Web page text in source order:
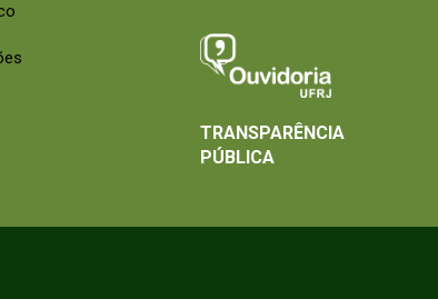
TRANSPARÊNCIA
PÚBLICA